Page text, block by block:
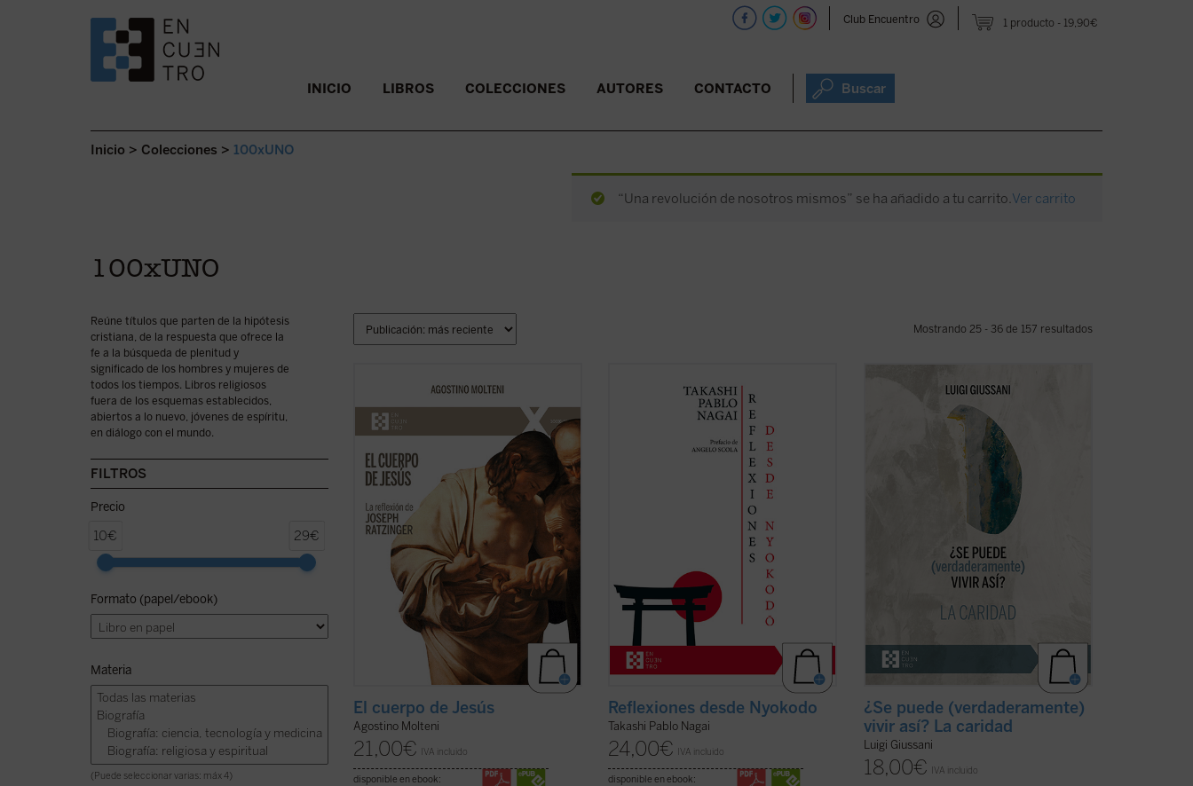
1 producto 19,90€
Club Encuentro
SALTAR AL CONTENIDO. INICIO LIBROS COLECCIONES AUTORES CONTACTO Buscar
Inicio > Colecciones > 100xUNO
“Una revolución de nosotros mismos” se ha añadido a tu carrito.Ver carrito
100xUNO
Reúne títulos que parten de la hipótesis
cristiana, de la respuesta que ofrece la
fe a la búsqueda de plenitud y
significado de los hombres y mujeres de
todos los tiempos. Libros religiosos
fuera de los esquemas establecidos,
abiertos a lo nuevo, jóvenes de espíritu,
en diálogo con el mundo.
FILTROS
Precio
10€ 29€
Formato (papel/ebook)
Materia
(Puede seleccionar varias: máx 4)
Mostrando 25 - 36 de 157 resultados
Este ensayo se adentra en preguntas tan
simples como profundas: ¿qué significa
que Jesús tuvo un cuerpo como el
nuestro? ¿Cómo pensó Joseph Ratzinger
el cuerpo de Jesús? No como un detalle
más de la fe cristiana, sino como una
clave para ...
(ver ficha)
El cuerpo de Jesús
Agostino Molteni
21,00€ IVA incluido
disponible en ebook:
Reflexiones desde Nyokodō
serie de escritos breves, meditaciones y
cartas suyas que conforman una obra
valiosísima para seguir, a través de una
intimidad familiar con él, los pasos de
Takashi hacia el encuentro final con ...
Reflexiones desde Nyokodo
Takashi Pablo Nagai
24,00€ IVA incluido
disponible en ebook:
Giussani continúa su diálogo abierto en
este tercer y último volumen dedicado a
la caridad, junto con su condición
esencial, el sacrificio, y su consecuencia
práctica, la virginidad....(ver ficha)
¿Se puede (verdaderamente)
vivir así? La caridad
Luigi Giussani
18,00€ IVA incluido